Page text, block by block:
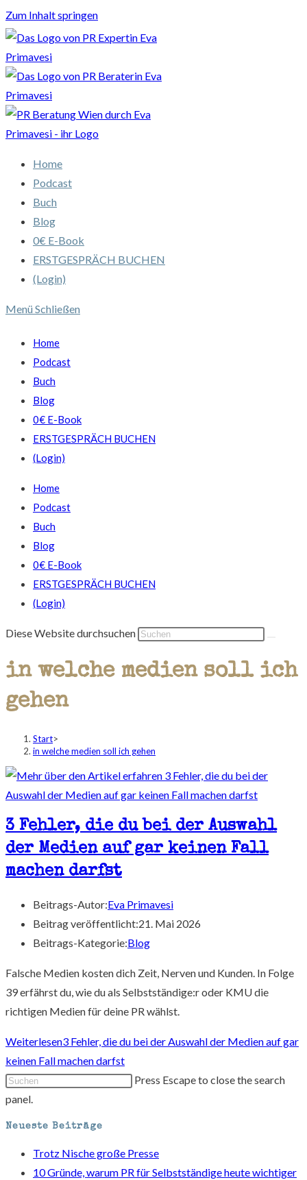
Zum Inhalt springen
Home
Podcast
Buch
Blog
0€ E-Book
ERSTGESPRÄCH BUCHEN
(Login)
Menü Schließen
Home
Podcast
Buch
Blog
0€ E-Book
ERSTGESPRÄCH BUCHEN
(Login)
Home
Podcast
Buch
Blog
0€ E-Book
ERSTGESPRÄCH BUCHEN
(Login)
Diese Website durchsuchen
in welche medien soll ich
gehen
Start>
in welche medien soll ich gehen
3 Fehler, die du bei der Auswahl
der Medien auf gar keinen Fall
machen darfst
Beitrags-Autor:Eva Primavesi
Beitrag veröffentlicht:21. Mai 2026
Beitrags-Kategorie:Blog
Falsche Medien kosten dich Zeit, Nerven und Kunden. In Folge
39 erfährst du, wie du als Selbstständige:r oder KMU die
richtigen Medien für deine PR wählst.
Weiterlesen3 Fehler, die du bei der Auswahl der Medien auf gar
keinen Fall machen darfst
Press Escape to close the search
panel.
Neueste Beiträge
Trotz Nische große Presse
10 Gründe, warum PR für Selbstständige heute wichtiger